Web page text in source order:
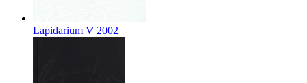
Lapidarium V 2002